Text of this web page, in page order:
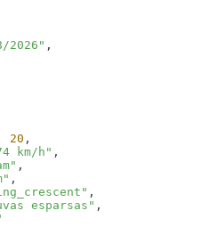
2026"
20
km/h"
esparsas"